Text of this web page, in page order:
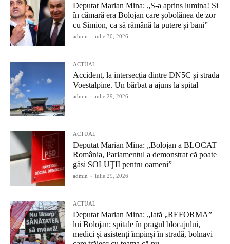
Deputat Marian Mina: „S-a aprins lumina! Și
în cămară era Bolojan care șobolănea de zor
cu Simion, ca să rămână la putere și bani”
admin - iulie 30, 2026
ACTUAL
Accident, la intersecția dintre DN5C și strada
Voestalpine. Un bărbat a ajuns la spital
admin - iulie 29, 2026
ACTUAL
Deputat Marian Mina: „Bolojan a BLOCAT
România, Parlamentul a demonstrat că poate
găsi SOLUŢII pentru oameni”
admin - iulie 29, 2026
ACTUAL
Deputat Marian Mina: „Iată „REFORMA”
lui Bolojan: spitale în pragul blocajului,
medici și asistenți împinși în stradă, bolnavi